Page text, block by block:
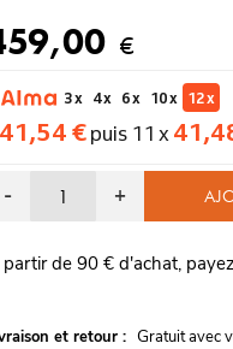
€
3 x 4 x 6 x 10 x 12 x
41,54 €puis 11 x
- +
de 90 € d'achat,
et retour : Gratuit avec